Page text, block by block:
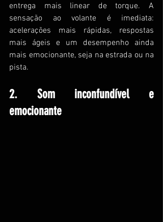
entrega mais linear de torque. A
sensação ao volante é imediata:
acelerações mais rápidas, respostas
mais ágeis e um desempenho ainda
mais emocionante, seja na estrada ou na
pista.
2. Som inconfundível e
emocionante